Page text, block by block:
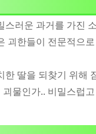
러운 과거를 가진
괴한들이 전문적으
딸을 되찾기 위해
물인가.. 비밀스럽